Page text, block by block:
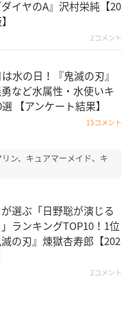
イヤのA』沢村栄純【20
2コメント
水の日！『鬼滅の刃』
など水属性・水使いキ
【アンケート結果】
15コメント
ン、キュアマーメイド、キ
選ぶ「日野聡が演じる
ランキングTOP10！1位
の刃』煉󠄁獄杏寿郎【202
2コメント